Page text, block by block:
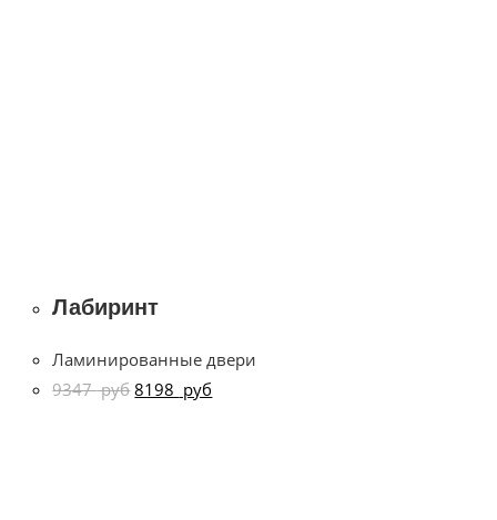
Лабиринт
Ламинированные двери
9347руб 8198 руб